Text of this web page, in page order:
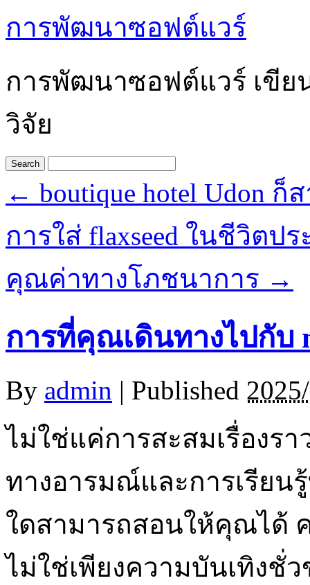
การพัฒนาซอฟต์แวร์
การพัฒนาซอฟต์แวร์ เขีย
วิจัย
← boutique hotel Udon
การใส่ flaxseed ในชีวิตป
คุณค่าทางโภชนาการ →
การที่คุณเดินทางไปกับ
By admin | Published
ไม่ใช่แค่การสะสมเรื่องร
ทางอารมณ์และการเรียน
ใดสามารถสอนให้คุณได้
ไม่ใช่เพียงความบันเทิง